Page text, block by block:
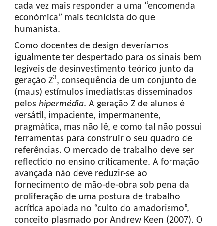
cada vez mais responder a uma “encomenda
económica” mais tecnicista do que
humanista.
Como docentes de design deveríamos
igualmente ter despertado para os sinais bem
legíveis de desinvestimento teórico junto da
geração Z3, consequência de um conjunto de
(maus) estímulos imediatistas disseminados
pelos hipermédia. A geração Z de alunos é
versátil, impaciente, impermanente,
pragmática, mas não lê, e como tal não possui
ferramentas para construir o seu quadro de
referências. O mercado de trabalho deve ser
reflectido no ensino criticamente. A formação
avançada não deve reduzir-se ao
fornecimento de mão-de-obra sob pena da
proliferação de uma postura de trabalho
acrítica apoiada no “culto do amadorismo”,
conceito plasmado por Andrew Keen (2007). O